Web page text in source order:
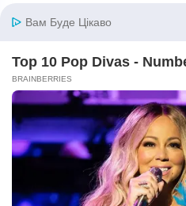
Паразити
Підприємництво та бізнес
Побутова техніка
Подарунки
Подорожі